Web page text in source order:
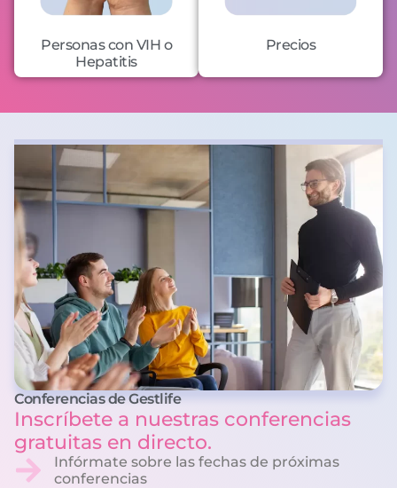
Personas con VIH o
Hepatitis
Precios
Conferencias de Gestlife
Inscríbete a nuestras conferencias
gratuitas en directo.
Infórmate sobre las fechas de próximas
conferencias